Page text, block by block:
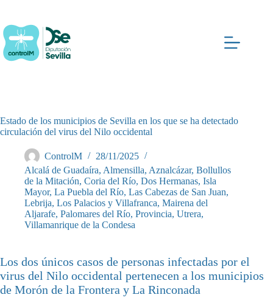
contenido
Estado de los municipios de Sevilla en los que se ha detectado
circulación del virus del Nilo occidental
ControlM
28/11/2025
Alcalá de Guadaíra, Almensilla, Aznalcázar, Bollullos
de la Mitación, Coria del Río, Dos Hermanas, Isla
Mayor, La Puebla del Río, Las Cabezas de San Juan,
Lebrija, Los Palacios y Villafranca, Mairena del
Aljarafe, Palomares del Río, Provincia, Utrera,
Villamanrique de la Condesa
Los dos únicos casos de personas infectadas por el
virus del Nilo occidental pertenecen a los municipios
de Morón de la Frontera y La Rinconada